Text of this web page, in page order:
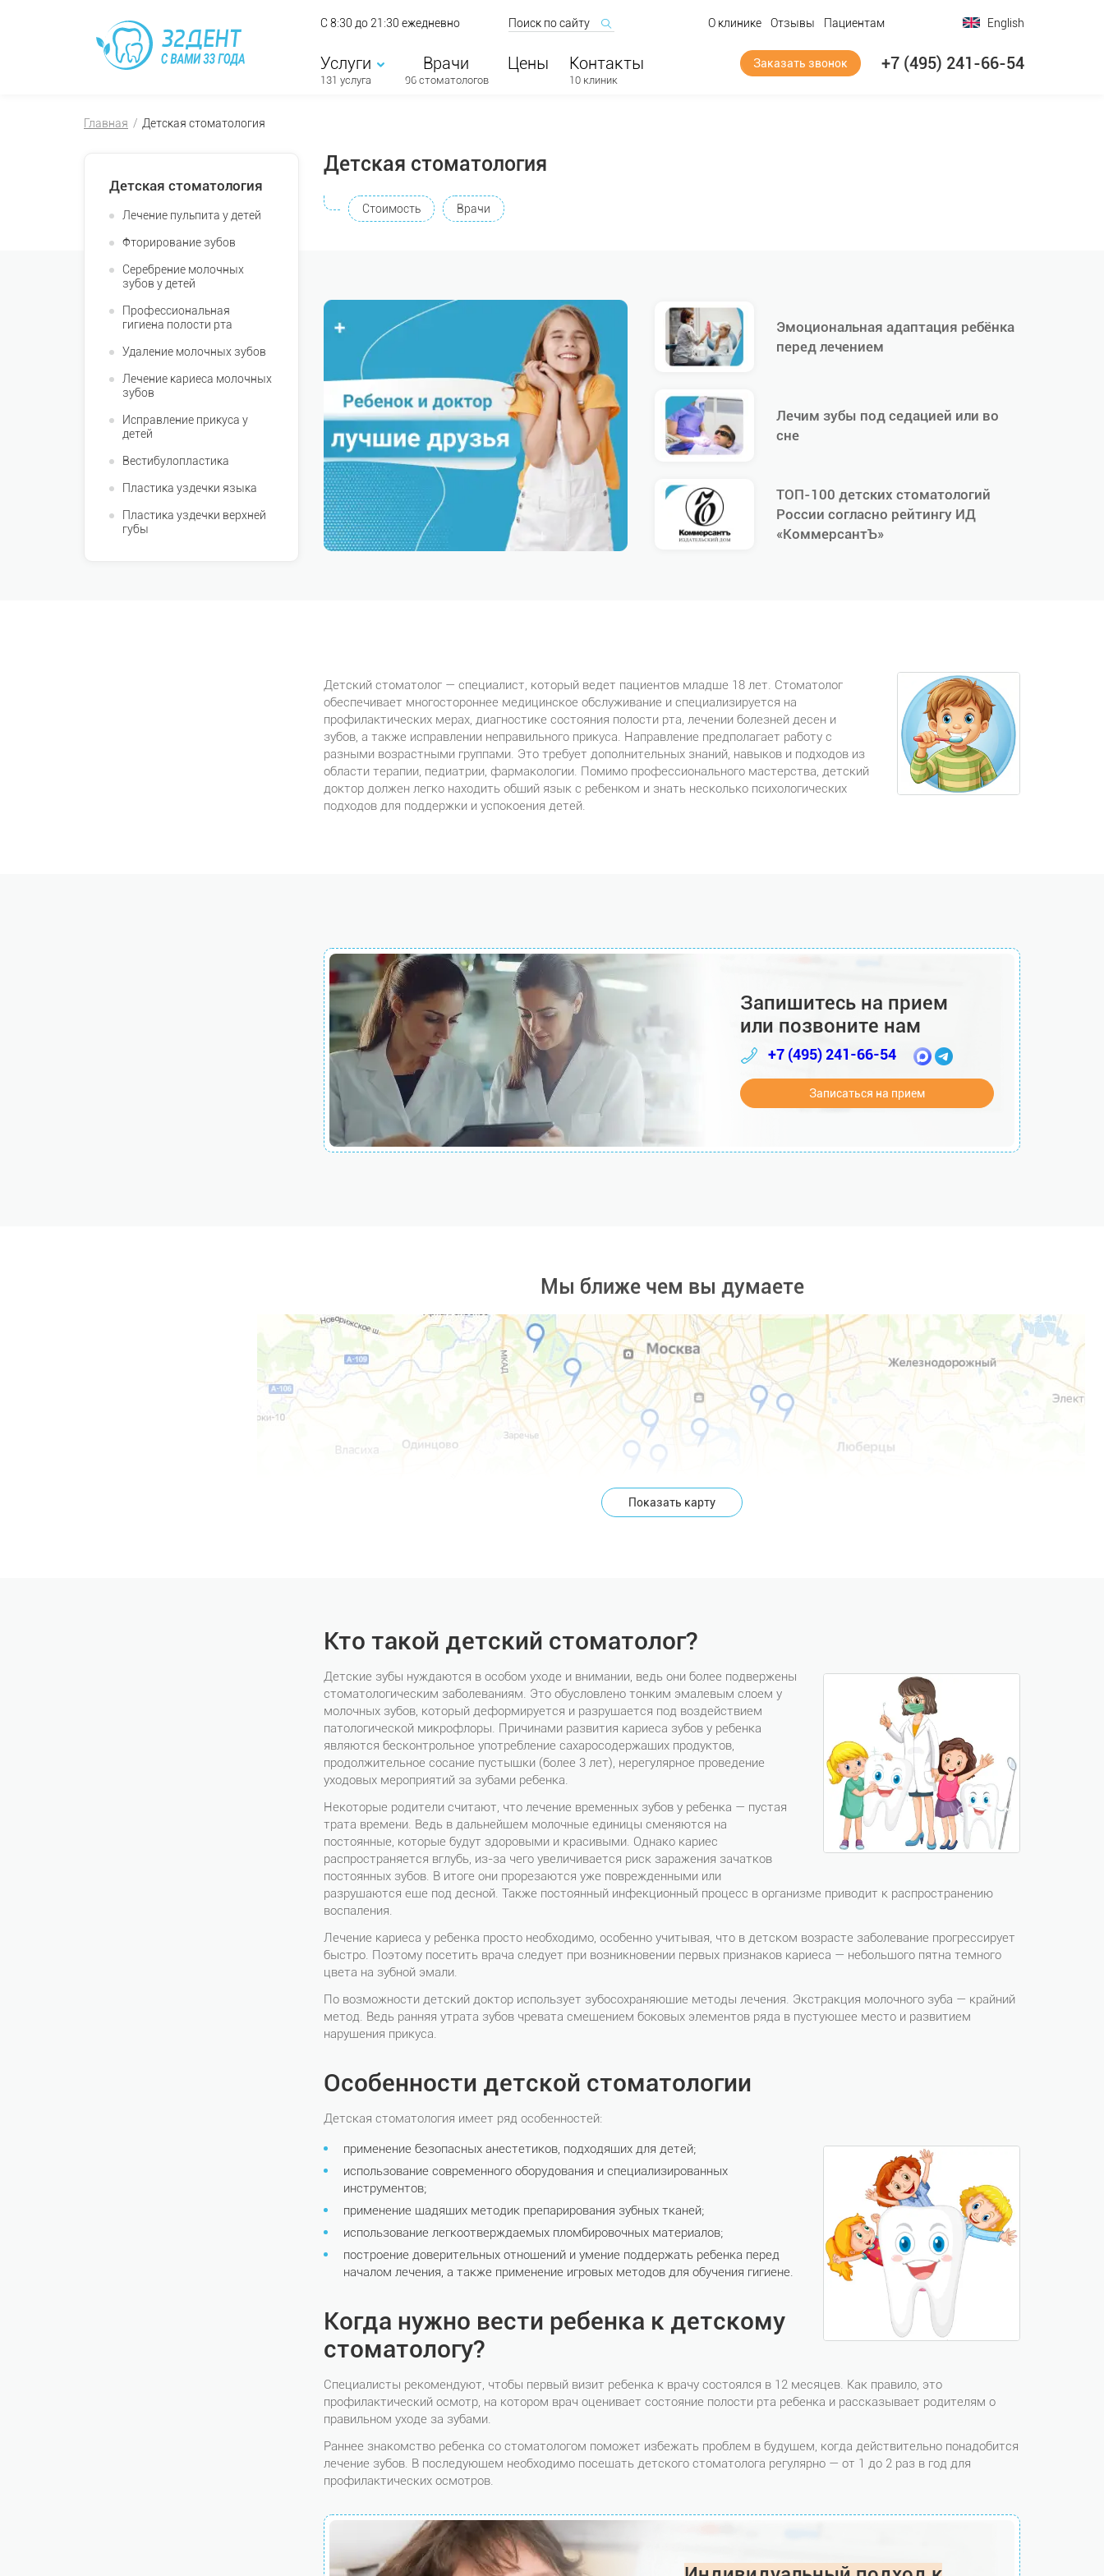
С 8:30 до 21:30 ежедневно О клинике Отзывы Пациентам English
Услуги
131 услуга
Врачи
96 стоматологов
Цены Контакты
10 клиник
Заказать звонок +7 (495) 241-66-54
Главная Детская стоматология
Детская стоматология
Лечение пульпита у детей
Фторирование зубов
Серебрение молочных
зубов у детей
Профессиональная
гигиена полости рта
Удаление молочных зубов
Лечение кариеса молочных
зубов
Исправление прикуса у
детей
Вестибулопластика
Пластика уздечки языка
Пластика уздечки верхней
губы
Детская стоматология
Стоимость Врачи
Эмоциональная адаптация ребёнка
перед лечением
Лечим зубы под седацией или во
сне
ТОП-100 детских стоматологий
России согласно рейтингу ИД
«КоммерсантЪ»
Детский стоматолог — специалист, который ведет пациентов младше 18 лет. Стоматолог
обеспечивает многостороннее медицинское обслуживание и специализируется на
профилактических мерах, диагностике состояния полости рта, лечении болезней десен и
зубов, а также исправлении неправильного прикуса. Направление предполагает работу с
разными возрастными группами. Это требует дополнительных знаний, навыков и подходов из
области терапии, педиатрии, фармакологии. Помимо профессионального мастерства, детский
доктор должен легко находить общий язык с ребенком и знать несколько психологических
подходов для поддержки и успокоения детей.
Запишитесь на прием
или позвоните нам
+7 (495) 241-66-54
Записаться на прием
Мы ближе чем вы думаете
Показать карту
Кто такой детский стоматолог?
Детские зубы нуждаются в особом уходе и внимании, ведь они более подвержены
стоматологическим заболеваниям. Это обусловлено тонким эмалевым слоем у
молочных зубов, который деформируется и разрушается под воздействием
патологической микрофлоры. Причинами развития кариеса зубов у ребенка
являются бесконтрольное употребление сахаросодержащих продуктов,
продолжительное сосание пустышки (более 3 лет), нерегулярное проведение
уходовых мероприятий за зубами ребенка.
Некоторые родители считают, что лечение временных зубов у ребенка — пустая
трата времени. Ведь в дальнейшем молочные единицы сменяются на
постоянные, которые будут здоровыми и красивыми. Однако кариес
распространяется вглубь, из-за чего увеличивается риск заражения зачатков
постоянных зубов. В итоге они прорезаются уже поврежденными или
разрушаются еще под десной. Также постоянный инфекционный процесс в организме приводит к распространению
воспаления.
Лечение кариеса у ребенка просто необходимо, особенно учитывая, что в детском возрасте заболевание прогрессирует
быстро. Поэтому посетить врача следует при возникновении первых признаков кариеса — небольшого пятна темного
цвета на зубной эмали.
По возможности детский доктор использует зубосохраняющие методы лечения. Экстракция молочного зуба — крайний
метод. Ведь ранняя утрата зубов чревата смещением боковых элементов ряда в пустующее место и развитием
нарушения прикуса.
Особенности детской стоматологии
Детская стоматология имеет ряд особенностей:
применение безопасных анестетиков, подходящих для детей;
использование современного оборудования и специализированных
инструментов;
применение щадящих методик препарирования зубных тканей;
использование легкоотверждаемых пломбировочных материалов;
построение доверительных отношений и умение поддержать ребенка перед
началом лечения, а также применение игровых методов для обучения гигиене.
Когда нужно вести ребенка к детскому
стоматологу?
Специалисты рекомендуют, чтобы первый визит ребенка к врачу состоялся в 12 месяцев. Как правило, это
профилактический осмотр, на котором врач оценивает состояние полости рта ребенка и рассказывает родителям о
правильном уходе за зубами.
Раннее знакомство ребенка со стоматологом поможет избежать проблем в будущем, когда действительно понадобится
лечение зубов. В последующем необходимо посещать детского стоматолога регулярно — от 1 до 2 раз в год для
профилактических осмотров.